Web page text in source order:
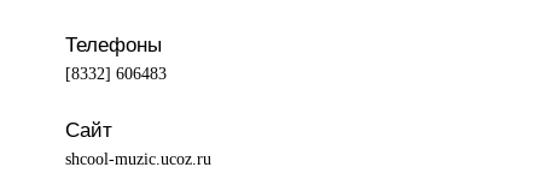
Телефоны
[8332] 606483
Сайт
shcool-muzic.ucoz.ru